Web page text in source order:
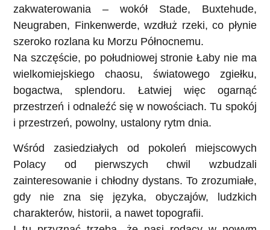
zakwaterowania – wokół Stade, Buxtehude,
Neugraben, Finkenwerde, wzdłuż rzeki, co płynie
szeroko rozlana ku Morzu Północnemu.
Na szczęście, po południowej stronie Łaby nie ma
wielkomiejskiego chaosu, światowego zgiełku,
bogactwa, splendoru. Łatwiej więc ogarnąć
przestrzeń i odnaleźć się w nowościach. Tu spokój
i przestrzeń, powolny, ustalony rytm dnia.
Wśród zasiedziałych od pokoleń miejscowych
Polacy od pierwszych chwil wzbudzali
zainteresowanie i chłodny dystans. To zrozumiałe,
gdy nie zna się języka, obyczajów, ludzkich
charakterów, historii, a nawet topografii.